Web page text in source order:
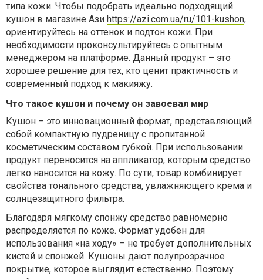
типа кожи. Чтобы подобрать идеально подходящий
кушон в магазине Ази https://azi.com.ua/ru/101-kushon,
ориентируйтесь на оттенок и подтон кожи. При
необходимости проконсультируйтесь с опытным
менеджером на платформе. Данный продукт – это
хорошее решение для тех, кто ценит практичность и
современный подход к макияжу.
Что такое кушон и почему он завоевал мир
Кушон – это инновационный формат, представляющий
собой компактную пудреницу с пропитанной
косметическим составом губкой. При использовании
продукт переносится на аппликатор, которым средство
легко наносится на кожу. По сути, товар комбинирует
свойства тонального средства, увлажняющего крема и
солнцезащитного фильтра.
Благодаря мягкому спонжу средство равномерно
распределяется по коже. Формат удобен для
использования «на ходу» – не требует дополнительных
кистей и спонжей. Кушоны дают полупрозрачное
покрытие, которое выглядит естественно. Поэтому